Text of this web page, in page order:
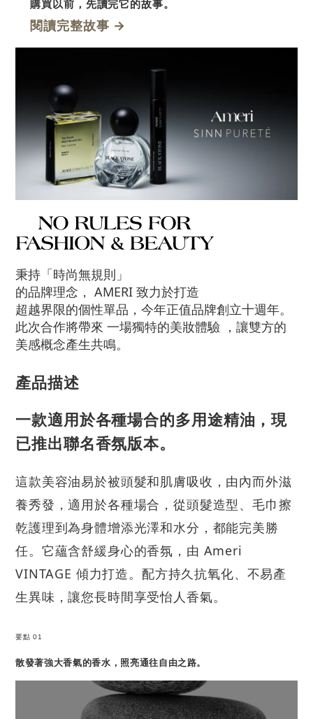
購買以前，先讀完它的故事。
閱讀完整故事 →
秉持「時尚無規則」
的品牌理念， AMERI 致力於打造
超越界限的個性單品，今年正值品牌創立十週年。
此次合作將帶來 一場獨特的美妝體驗 ，讓雙方的
美感概念產生共鳴。
產品描述
一款適用於各種場合的多用途精油，現
已推出聯名香氛版本。
這款美容油易於被頭髮和肌膚吸收，由內而外滋
養秀發，適用於各種場合，從頭髮造型、毛巾擦
乾護理到為身體增添光澤和水分，都能完美勝
任。它蘊含舒緩身心的香氛，由 Ameri
VINTAGE 傾力打造。配方持久抗氧化、不易產
生異味，讓您長時間享受怡人香氣。
要點 01
散發著強大香氣的香水，照亮通往自由之路。